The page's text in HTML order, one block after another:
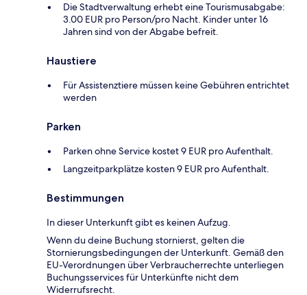
Die Stadtverwaltung erhebt eine Tourismusabgabe:
3.00 EUR pro Person/pro Nacht. Kinder unter 16
Jahren sind von der Abgabe befreit.
Haustiere
Für Assistenztiere müssen keine Gebühren entrichtet
werden
Parken
Parken ohne Service kostet 9 EUR pro Aufenthalt.
Langzeitparkplätze kosten 9 EUR pro Aufenthalt.
Bestimmungen
In dieser Unterkunft gibt es keinen Aufzug.
Wenn du deine Buchung stornierst, gelten die
Stornierungsbedingungen der Unterkunft. Gemäß den
EU-Verordnungen über Verbraucherrechte unterliegen
Buchungsservices für Unterkünfte nicht dem
Widerrufsrecht.